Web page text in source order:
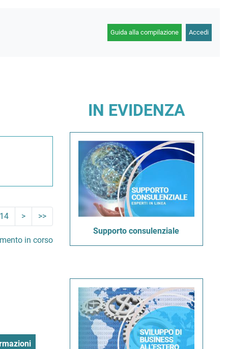
Guida alla compilazione Accedi
14 > >>
in corso
IN EVIDENZA
Supporto consulenziale